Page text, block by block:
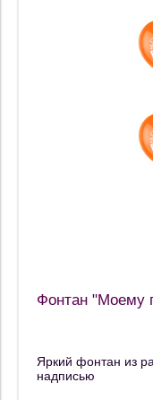
Фонтан "Моему
Яркий фонтан из
надписью